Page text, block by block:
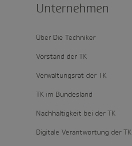
Unter­nehmen
Über Die Techniker
Vorstand der TK
Verwaltungsrat der TK
TK im Bundesland
Nachhaltigkeit bei der TK
Digitale Verantwortung der TK